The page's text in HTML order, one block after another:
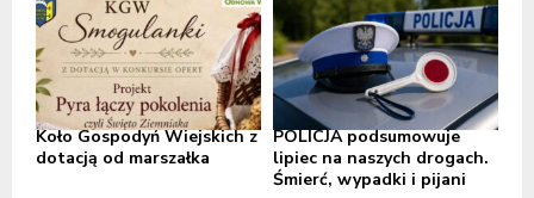
Koło Gospodyń Wiejskich z
dotacją od marszałka
POLICJA podsumowuje
lipiec na naszych drogach.
Śmierć, wypadki i pijani